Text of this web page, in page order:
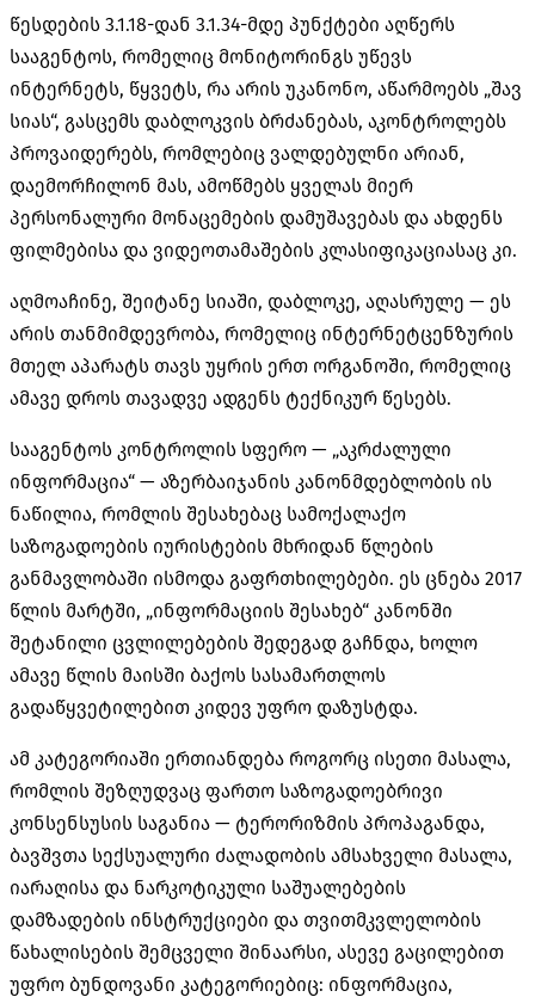
წესდების 3.1.18-დან 3.1.34-მდე პუნქტები აღწერს
სააგენტოს, რომელიც მონიტორინგს უწევს
ინტერნეტს, წყვეტს, რა არის უკანონო, აწარმოებს „შავ
სიას“, გასცემს დაბლოკვის ბრძანებას, აკონტროლებს
პროვაიდერებს, რომლებიც ვალდებულნი არიან,
დაემორჩილონ მას, ამოწმებს ყველას მიერ
პერსონალური მონაცემების დამუშავებას და ახდენს
ფილმებისა და ვიდეოთამაშების კლასიფიკაციასაც კი.
აღმოაჩინე, შეიტანე სიაში, დაბლოკე, აღასრულე — ეს
არის თანმიმდევრობა, რომელიც ინტერნეტცენზურის
მთელ აპარატს თავს უყრის ერთ ორგანოში, რომელიც
ამავე დროს თავადვე ადგენს ტექნიკურ წესებს.
სააგენტოს კონტროლის სფერო — „აკრძალული
ინფორმაცია“ — აზერბაიჯანის კანონმდებლობის ის
ნაწილია, რომლის შესახებაც სამოქალაქო
საზოგადოების იურისტების მხრიდან წლების
განმავლობაში ისმოდა გაფრთხილებები. ეს ცნება 2017
წლის მარტში, „ინფორმაციის შესახებ“ კანონში
შეტანილი ცვლილებების შედეგად გაჩნდა, ხოლო
ამავე წლის მაისში ბაქოს სასამართლოს
გადაწყვეტილებით კიდევ უფრო დაზუსტდა.
ამ კატეგორიაში ერთიანდება როგორც ისეთი მასალა,
რომლის შეზღუდვაც ფართო საზოგადოებრივი
კონსენსუსის საგანია — ტერორიზმის პროპაგანდა,
ბავშვთა სექსუალური ძალადობის ამსახველი მასალა,
იარაღისა და ნარკოტიკული საშუალებების
დამზადების ინსტრუქციები და თვითმკვლელობის
წახალისების შემცველი შინაარსი, ასევე გაცილებით
უფრო ბუნდოვანი კატეგორიებიც: ინფორმაცია,